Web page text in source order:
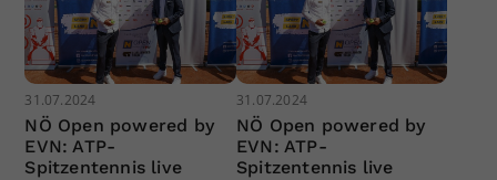
31.07.2024
NÖ Open powered by
EVN: ATP-
Spitzentennis live
31.07.2024
NÖ Open powered by
EVN: ATP-
Spitzentennis live